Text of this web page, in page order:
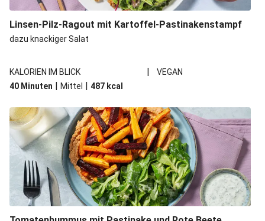
Linsen-Pilz-Ragout mit Kartoffel-Pastinakenstampf
dazu knackiger Salat
KALORIEN IM BLICK |
VEGAN
40 Minuten | Mittel | 487 kcal